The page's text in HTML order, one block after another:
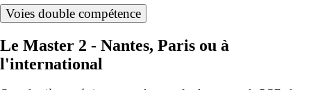
Voies double compétence
Le Master 2 - Nantes, Paris ou à
l'international